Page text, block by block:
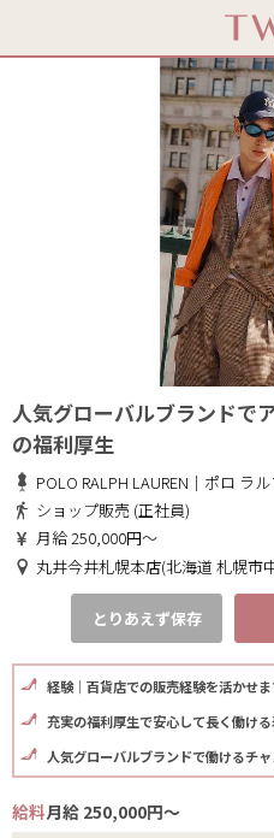
人気グローバルブランドで
の福利厚生
POLO RALPH LAUREN｜ポロ ラ
ショップ販売 (正社員)
月給 250,000円～
丸井今井札幌本店(北海道 札幌市
とりあえず保存
経験｜百貨店での販売経験を活かせま
充実の福利厚生で安心して長く働ける
人気グローバルブランドで働けるチ
給料月給 250,000円～